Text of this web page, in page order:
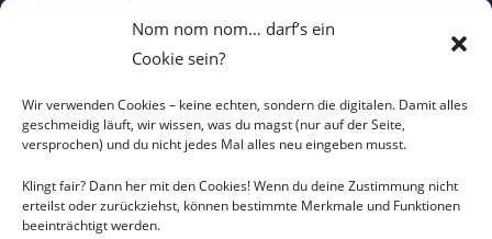
Nom nom nom… darf’s ein
Cookie sein?
Wir verwenden Cookies – keine echten, sondern die digitalen. Damit alles
geschmeidig läuft, wir wissen, was du magst (nur auf der Seite,
versprochen) und du nicht jedes Mal alles neu eingeben musst.
Klingt fair? Dann her mit den Cookies! Wenn du deine Zustimmung nicht
erteilst oder zurückziehst, können bestimmte Merkmale und Funktionen
beeinträchtigt werden.
Bestickte Statement-Kappe
€29,90
Make Belgium Great Again Pet - Bestickte
Cap
Make Greece Great Again καπέλο -